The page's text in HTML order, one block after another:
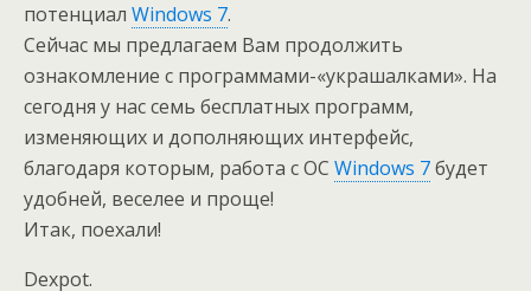
потенциал Windows 7.
Сейчас мы предлагаем Вам продолжить
ознакомление с программами-«украшалками». На
сегодня у нас семь бесплатных программ,
изменяющих и дополняющих интерфейс,
благодаря которым, работа с ОС Windows 7будет
удобней, веселее и проще!
Итак, поехали!
Dexpot.